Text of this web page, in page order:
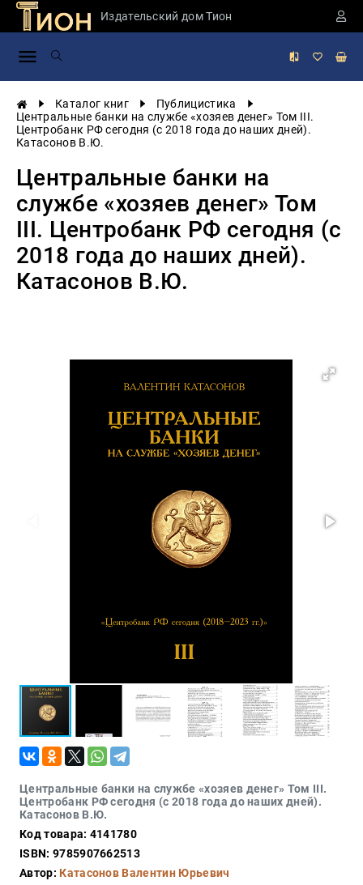
Издательский дом Тион
Каталог книг
Публицистика
Центральные банки на службе «хозяев денег» Том III.
Центробанк РФ сегодня (с 2018 года до наших дней).
Катасонов В.Ю.
Центральные банки на
службе «хозяев денег» Том
III. Центробанк РФ сегодня (с
2018 года до наших дней).
Катасонов В.Ю.
Центральные банки на службе «хозяев денег» Том III.
Центробанк РФ сегодня (с 2018 года до наших дней).
Катасонов В.Ю.
Код товара: 4141780
ISBN: 9785907662513
Автор: Катасонов Валентин Юрьевич
Занимательная
России
Мировая
история
Экономика
Фантастика
и
приключения
Учебная
литература
гастрономия,
кулинария
Закон
Красота
здоровье
Оптовикам
Авторам